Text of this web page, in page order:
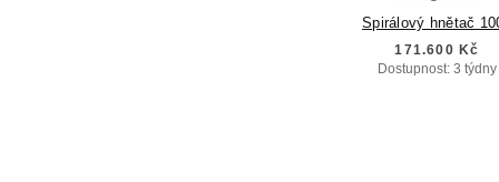
Spirálový hnětač
171.600 Kč
Dostupnost: 3 týdny